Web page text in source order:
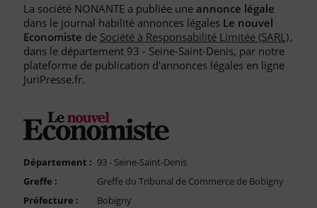
Départements pour la Publication d'Annonces Légales
Liste des Greffes
Liste des CCI
FAQ
Compte PRO
La société NONANTE a publiée une annonce légale
dans le journal habilité annonces légales Le nouvel
Economiste de Société à Responsabilité Limitée (SARL),
dans le département 93 - Seine-Saint-Denis, par notre
plateforme de publication d'annonces légales en ligne
JuriPresse.fr.
Département : 93 - Seine-Saint-Denis
Greffe :
Greffe du Tribunal de Commerce de Bobigny
Préfecture :
Bobigny